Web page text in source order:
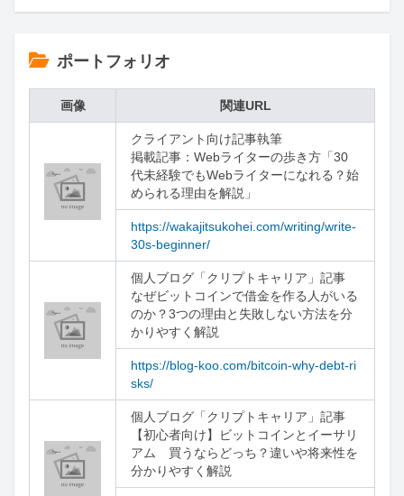
ポートフォリオ
画像 関連URL
クライアント向け記事執筆
掲載記事：Webライターの歩き方「30
代未経験でもWebライターになれる？始
められる理由を解説」
https://wakajitsukohei.com/writing/write-
30s-beginner/
個人ブログ「クリプトキャリア」記事
なぜビットコインで借金を作る人がいる
のか？3つの理由と失敗しない方法を分
かりやすく解説
https://blog-koo.com/bitcoin-why-debt-ri
sks/
個人ブログ「クリプトキャリア」記事
【初心者向け】ビットコインとイーサリ
アム　買うならどっち？違いや将来性を
分かりやすく解説